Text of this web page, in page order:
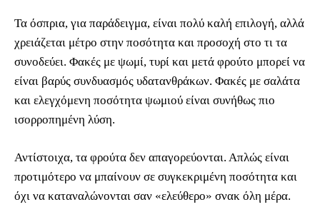
Τα όσπρια, για παράδειγμα, είναι πολύ καλή επιλογή, αλλά
χρειάζεται μέτρο στην ποσότητα και προσοχή στο τι τα
συνοδεύει. Φακές με ψωμί, τυρί και μετά φρούτο μπορεί να
είναι βαρύς συνδυασμός υδατανθράκων. Φακές με σαλάτα
και ελεγχόμενη ποσότητα ψωμιού είναι συνήθως πιο
ισορροπημένη λύση.
Αντίστοιχα, τα φρούτα δεν απαγορεύονται. Απλώς είναι
προτιμότερο να μπαίνουν σε συγκεκριμένη ποσότητα και
όχι να καταναλώνονται σαν «ελεύθερο» σνακ όλη μέρα.